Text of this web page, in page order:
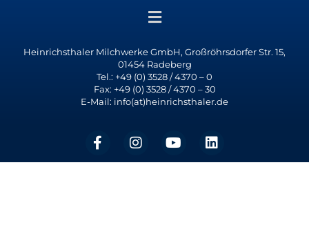
Heinrichsthaler Milchwerke GmbH, Großröhrsdorfer Str. 15,
01454 Radeberg
Tel.: +49 (0) 3528 / 4370 – 0
Fax: +49 (0) 3528 / 4370 – 30
E-Mail: info(at)heinrichsthaler.de